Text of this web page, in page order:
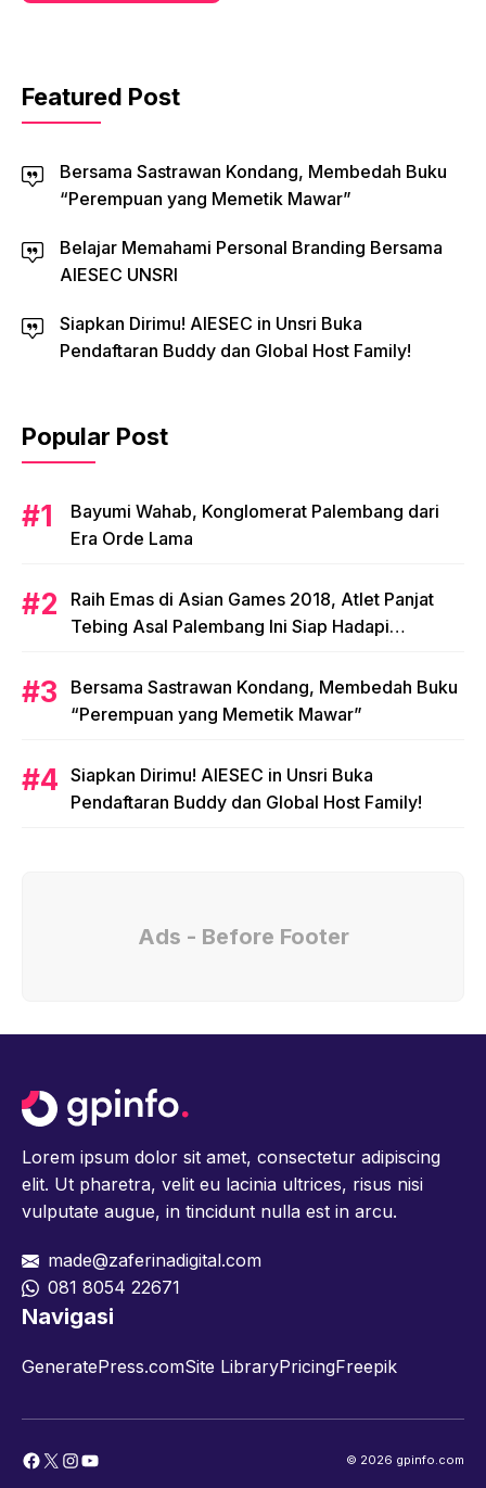
Featured Post
Bersama Sastrawan Kondang, Membedah Buku
“Perempuan yang Memetik Mawar”
Belajar Memahami Personal Branding Bersama
AIESEC UNSRI
Siapkan Dirimu! AIESEC in Unsri Buka
Pendaftaran Buddy dan Global Host Family!
Popular Post
Bayumi Wahab, Konglomerat Palembang dari
Era Orde Lama
Raih Emas di Asian Games 2018, Atlet Panjat
Tebing Asal Palembang Ini Siap Hadapi
Bersama Sastrawan Kondang, Membedah Buku
“Perempuan yang Memetik Mawar”
Siapkan Dirimu! AIESEC in Unsri Buka
Pendaftaran Buddy dan Global Host Family!
Ads - Before Footer
Lorem ipsum dolor sit amet, consectetur adipiscing
elit. Ut pharetra, velit eu lacinia ultrices, risus nisi
vulputate augue, in tincidunt nulla est in arcu.
made@zaferinadigital.com
081 8054 22671
Navigasi
GeneratePress.comSite LibraryPricingFreepik
Facebook
X Instagram
YouTube © 2026 gpinfo.com